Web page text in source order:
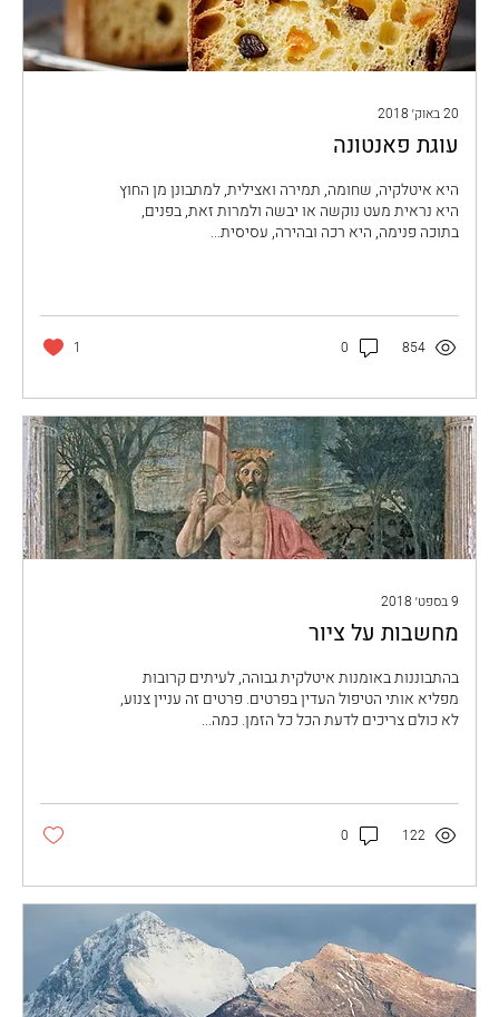
20 באוק׳ 2018
עוגת פאנטונה
היא איטלקיה, שחומה, תמירה ואצילית, למתבונן מן החוץ
היא נראית מעט נוקשה או יבשה ולמרות זאת, בפנים,
בתוכה פנימה, היא רכה ובהירה, עסיסית...
854
0
1
9 בספט׳ 2018
מחשבות על ציור
בהתבוננות באומנות איטלקית גבוהה, לעיתים קרובות
מפליא אותי הטיפול העדין בפרטים. פרטים זה עניין צנוע,
לא כולם צריכים לדעת הכל כל הזמן. כמה...
122
0